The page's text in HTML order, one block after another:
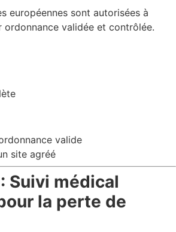
européennes sont autorisées à
ordonnance validée et contrôlée.
valide
site agréé
Suivi médical
la perte de